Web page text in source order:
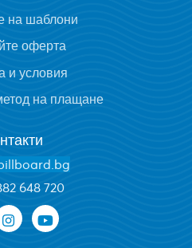
на шаблони
оферта
и условия
на плащане
648 720